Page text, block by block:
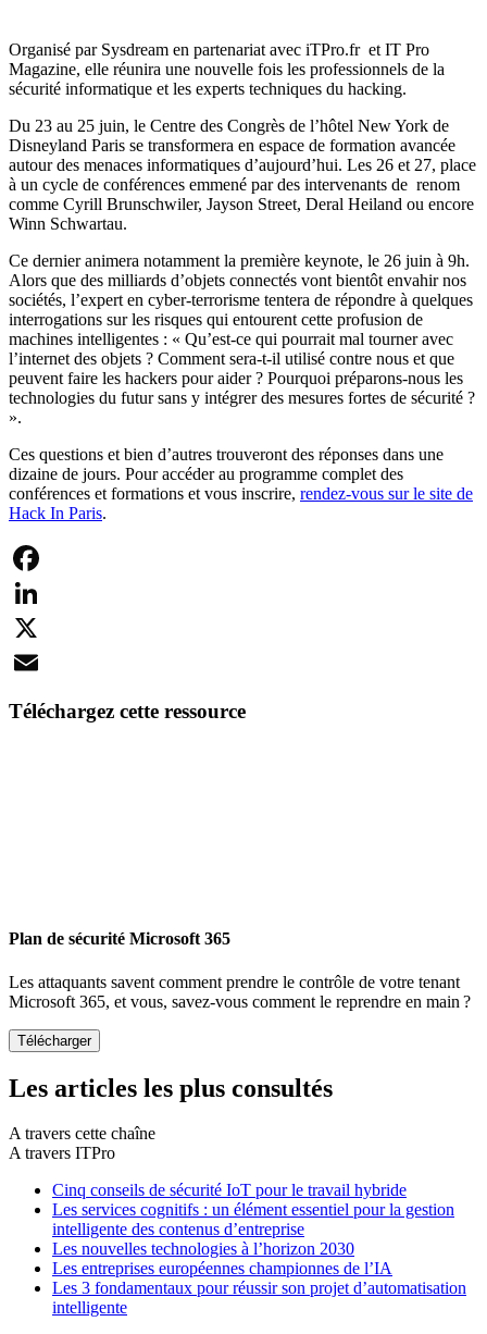
Organisé par Sysdream en partenariat avec iTPro.fr et IT Pro
Magazine, elle réunira une nouvelle fois les professionnels de la
sécurité informatique et les experts techniques du hacking.
Du 23 au 25 juin, le Centre des Congrès de l’hôtel New York de
Disneyland Paris se transformera en espace de formation avancée
autour des menaces informatiques d’aujourd’hui. Les 26 et 27, place
à un cycle de conférences emmené par des intervenants de renom
comme Cyrill Brunschwiler, Jayson Street, Deral Heiland ou encore
Winn Schwartau.
Ce dernier animera notamment la première keynote, le 26 juin à 9h.
Alors que des milliards d’objets connectés vont bientôt envahir nos
sociétés, l’expert en cyber-terrorisme tentera de répondre à quelques
interrogations sur les risques qui entourent cette profusion de
machines intelligentes : « Qu’est-ce qui pourrait mal tourner avec
l’internet des objets ? Comment sera-t-il utilisé contre nous et que
peuvent faire les hackers pour aider ? Pourquoi préparons-nous les
technologies du futur sans y intégrer des mesures fortes de sécurité ?
».
Ces questions et bien d’autres trouveront des réponses dans une
dizaine de jours. Pour accéder au programme complet des
conférences et formations et vous inscrire, rendez-vous sur le site de
Hack In Paris.
Facebook
LinkedIn
X
Téléchargez cette ressource
Plan de sécurité Microsoft 365
Les attaquants savent comment prendre le contrôle de votre tenant
Microsoft 365, et vous, savez-vous comment le reprendre en main ?
Les articles les plus consultés
A travers cette chaîne
A travers ITPro
Cinq conseils de sécurité IoT pour le travail hybride
Les services cognitifs : un élément essentiel pour la gestion
intelligente des contenus d’entreprise
Les nouvelles technologies à l’horizon 2030
Les entreprises européennes championnes de l’IA
Les 3 fondamentaux pour réussir son projet d’automatisation
intelligente